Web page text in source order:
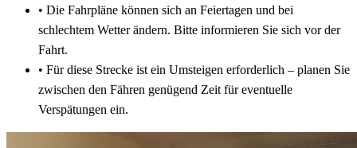
• Die Fahrpläne können sich an Feiertagen und bei
schlechtem Wetter ändern. Bitte informieren Sie sich vor der
Fahrt.
• Für diese Strecke ist ein Umsteigen erforderlich – planen Sie
zwischen den Fähren genügend Zeit für eventuelle
Verspätungen ein.